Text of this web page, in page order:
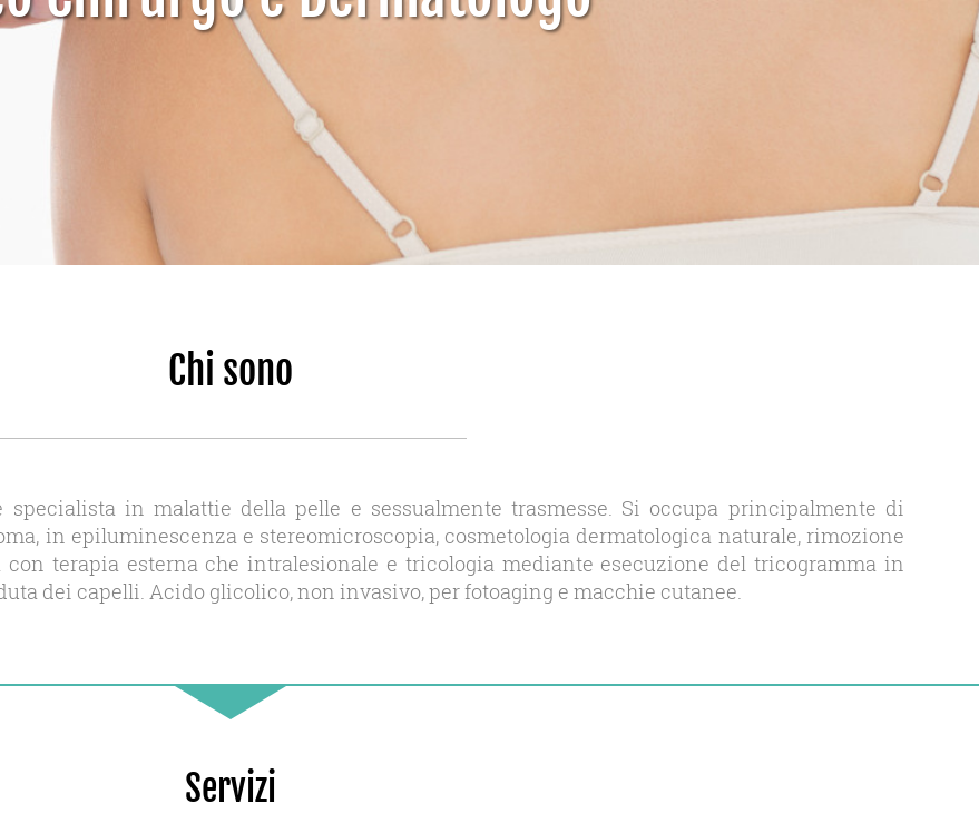
Chi sono
in malattie della pelle e sessualmente trasmesse. Si occupa principalmente di
in epiluminescenza e stereomicroscopia, cosmetologia dermatologica naturale, rimozione
terapia esterna che intralesionale e tricologia mediante esecuzione del tricogramma in
dei capelli. Acido glicolico, non invasivo, per fotoaging e macchie cutanee.
Servizi